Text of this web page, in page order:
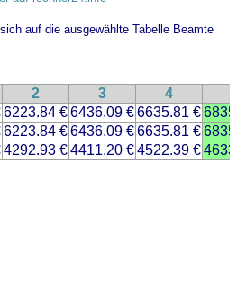
auf die ausgewählte Tabelle Beamte
2 3 4
6223.84 €6436.09 €6635.81 €
6223.84 €6436.09 €6635.81 €
4292.93 €4411.20 €4522.39 €